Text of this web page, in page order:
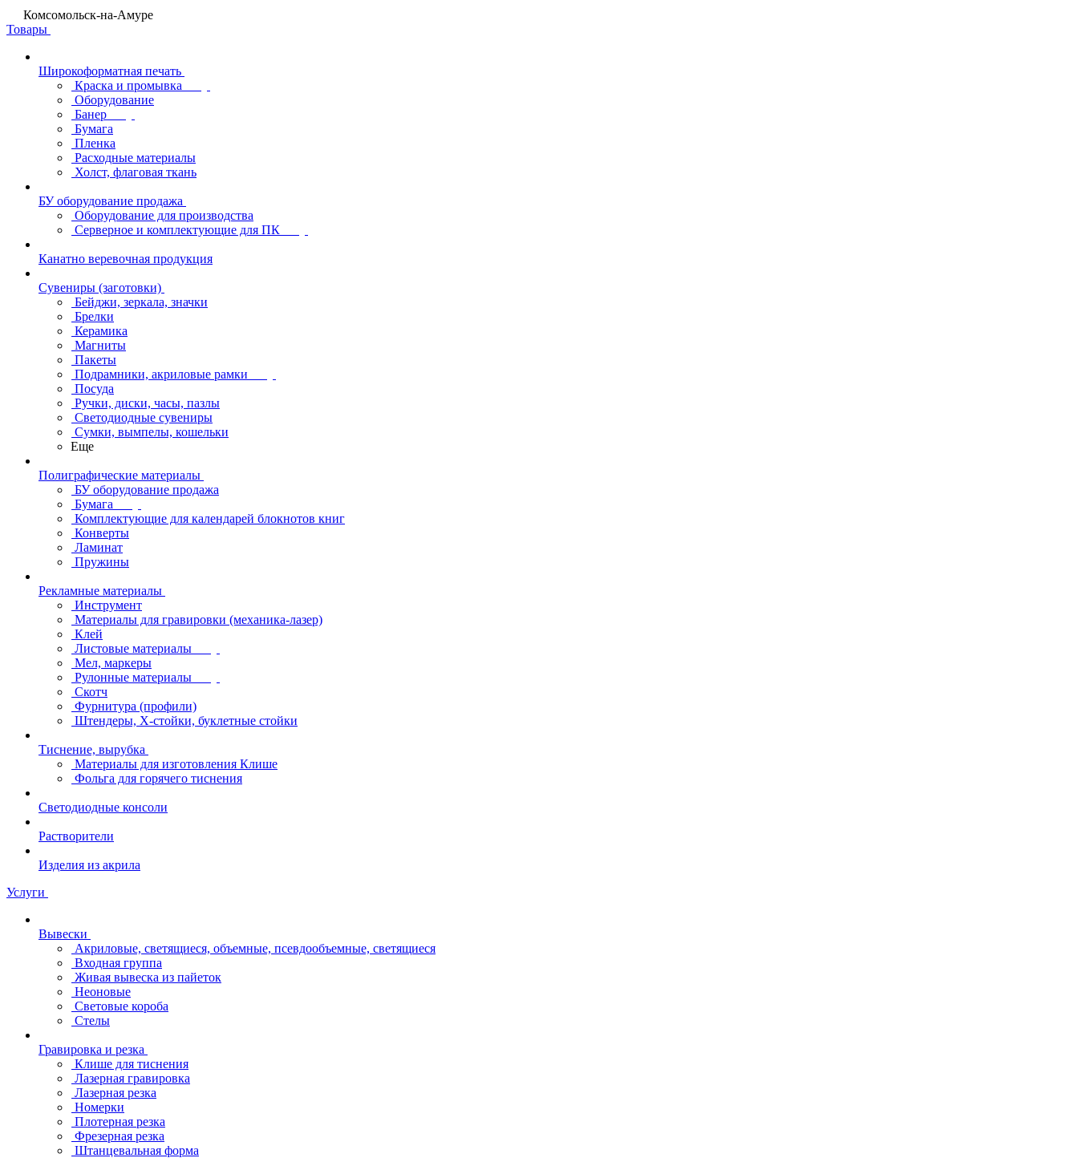
Комсомольск-на-Амуре
Товары
Широкоформатная печать
Краска и промывка
Оборудование
Банер
Бумага
Пленка
Расходные материалы
Холст, флаговая ткань
БУ оборудование продажа
Оборудование для производства
Серверное и комплектующие для ПК
Канатно веревочная продукция
Сувениры (заготовки)
Бейджи, зеркала, значки
Брелки
Керамика
Магниты
Пакеты
Подрамники, акриловые рамки
Посуда
Ручки, диски, часы, пазлы
Светодиодные сувениры
Сумки, вымпелы, кошельки
Еще
Полиграфические материалы
БУ оборудование продажа
Бумага
Комплектующие для календарей блокнотов книг
Конверты
Ламинат
Пружины
Рекламные материалы
Инструмент
Материалы для гравировки (механика-лазер)
Клей
Листовые материалы
Мел, маркеры
Рулонные материалы
Скотч
Фурнитура (профили)
Штендеры, Х-стойки, буклетные стойки
Тиснение, вырубка
Материалы для изготовления Клише
Фольга для горячего тиснения
Светодиодные консоли
Растворители
Изделия из акрила
Услуги
Вывески
Акриловые, светящиеся, объемные, псевдообъемные, светящиеся
Входная группа
Живая вывеска из пайеток
Неоновые
Световые короба
Стелы
Гравировка и резка
Клише для тиснения
Лазерная гравировка
Лазерная резка
Номерки
Плотерная резка
Фрезерная резка
Штанцевальная форма